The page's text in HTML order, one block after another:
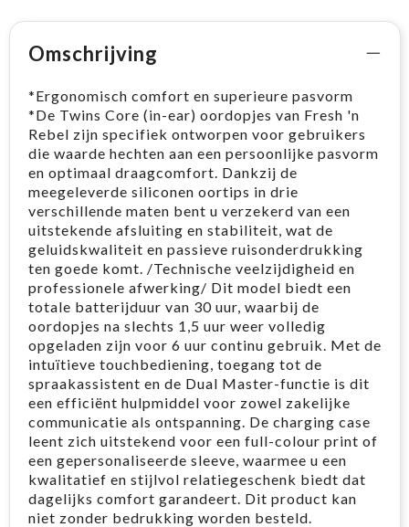
Omschrijving
*Ergonomisch comfort en superieure pasvorm
*De Twins Core (in-ear) oordopjes van Fresh 'n
Rebel zijn specifiek ontworpen voor gebruikers
die waarde hechten aan een persoonlijke pasvorm
en optimaal draagcomfort. Dankzij de
meegeleverde siliconen oortips in drie
verschillende maten bent u verzekerd van een
uitstekende afsluiting en stabiliteit, wat de
geluidskwaliteit en passieve ruisonderdrukking
ten goede komt. /Technische veelzijdigheid en
professionele afwerking/ Dit model biedt een
totale batterijduur van 30 uur, waarbij de
oordopjes na slechts 1,5 uur weer volledig
opgeladen zijn voor 6 uur continu gebruik. Met de
intuïtieve touchbediening, toegang tot de
spraakassistent en de Dual Master-functie is dit
een efficiënt hulpmiddel voor zowel zakelijke
communicatie als ontspanning. De charging case
leent zich uitstekend voor een full-colour print of
een gepersonaliseerde sleeve, waarmee u een
kwalitatief en stijlvol relatiegeschenk biedt dat
dagelijks comfort garandeert. Dit product kan
niet zonder bedrukking worden besteld.